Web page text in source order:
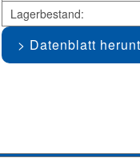
Lagerbestand:
Datenblatt